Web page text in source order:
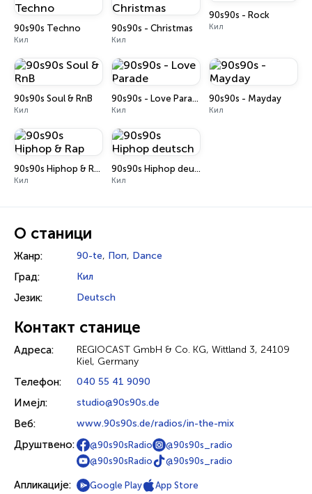
90s90s Techno
Кил
90s90s - Christmas
Кил
90s90s - Rock
Кил
90s90s Soul & RnB
Кил
90s90s - Love Parade
Кил
90s90s - Mayday
Кил
90s90s Hiphop & Rap
Кил
90s90s Hiphop deutsch
Кил
О станици
Жанр: 90-te, Поп, Dance
Град: Кил
Језик: Deutsch
Контакт станице
Адреса:
REGIOCAST GmbH & Co. KG, Wittland 3, 24109
Kiel, Germany
Телефон: 040 55 41 9090
Имејл: studio@90s90s.de
Веб: www.90s90s.de/radios/in-the-mix
Друштвено: @90s90sRadio
@90s90s_radio
@90s90sRadio
@90s90s_radio
Апликације: Google Play App Store